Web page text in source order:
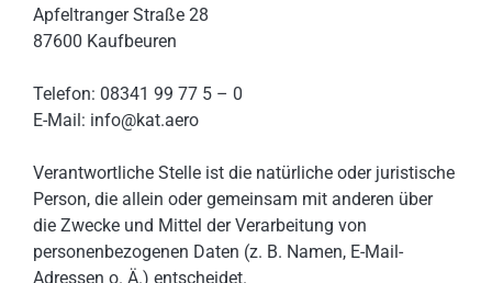
Apfeltranger Straße 28
87600 Kaufbeuren
Telefon: 08341 99 77 5 – 0
E-Mail: info@kat.aero
Verantwortliche Stelle ist die natürliche oder juristische
Person, die allein oder gemeinsam mit anderen über
die Zwecke und Mittel der Verarbeitung von
personenbezogenen Daten (z. B. Namen, E-Mail-
Adressen o. Ä.) entscheidet.